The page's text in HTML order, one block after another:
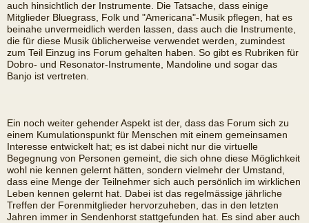
auch hinsichtlich der Instrumente. Die Tatsache, dass einige
Mitglieder Bluegrass, Folk und "Americana"-Musik pflegen, hat es
beinahe unvermeidlich werden lassen, dass auch die Instrumente,
die für diese Musik üblicherweise verwendet werden, zumindest
zum Teil Einzug ins Forum gehalten haben. So gibt es Rubriken für
Dobro- und Resonator-Instrumente, Mandoline und sogar das
Banjo ist vertreten.
Ein noch weiter gehender Aspekt ist der, dass das Forum sich zu
einem Kumulationspunkt für Menschen mit einem gemeinsamen
Interesse entwickelt hat; es ist dabei nicht nur die virtuelle
Begegnung von Personen gemeint, die sich ohne diese Möglichkeit
wohl nie kennen gelernt hätten, sondern vielmehr der Umstand,
dass eine Menge der Teilnehmer sich auch persönlich im wirklichen
Leben kennen gelernt hat. Dabei ist das regelmässige jährliche
Treffen der Forenmitglieder hervorzuheben, das in den letzten
Jahren immer in Sendenhorst stattgefunden hat. Es sind aber auch